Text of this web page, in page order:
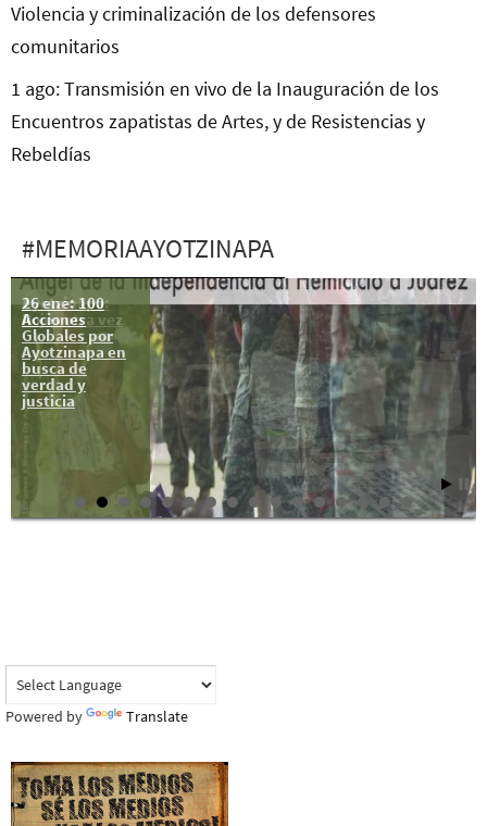
Violencia y criminalización de los defensores
comunitarios
1 ago: Transmisión en vivo de la Inauguración de los
Encuentros zapatistas de Artes, y de Resistencias y
Rebeldías
#MEMORIAAYOTZINAPA
26 ene: 100
Acciones
Globales por
Ayotzinapa en
busca de
verdad y
justicia
Ayotzinapa:
Rojos otra vez
Powered by Translate